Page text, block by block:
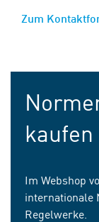
Zum
kaufen
Im Webshop
internationale
Regelwerke.